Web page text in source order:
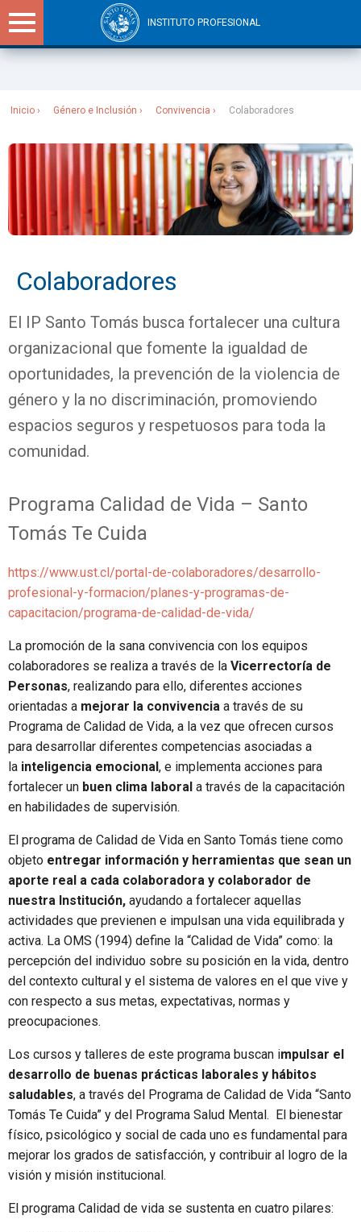
INSTITUTO PROFESIONAL
Inicio Género e Inclusión Convivencia Colaboradores
Colaboradores
El IP Santo Tomás busca fortalecer una cultura
organizacional que fomente la igualdad de
oportunidades, la prevención de la violencia de
género y la no discriminación, promoviendo
espacios seguros y respetuosos para toda la
comunidad.
Programa Calidad de Vida – Santo
Tomás Te Cuida
https://www.ust.cl/portal-de-colaboradores/desarrollo-
profesional-y-formacion/planes-y-programas-de-
capacitacion/programa-de-calidad-de-vida/
La promoción de la sana convivencia con los equipos
colaboradores se realiza a través de la Vicerrectoría de
Personas, realizando para ello, diferentes acciones
orientadas a mejorar la convivencia a través de su
Programa de Calidad de Vida, a la vez que ofrecen cursos
para desarrollar diferentes competencias asociadas a
la inteligencia emocional , e implementa acciones para
fortalecer un buen clima laboral a través de la capacitación
en habilidades de supervisión.
El programa de Calidad de Vida en Santo Tomás tiene como
objeto entregar información y herramientas que sean un
aporte real a cada colaboradora y colaborador de
nuestra Institución, ayudando a fortalecer aquellas
actividades que previenen e impulsan una vida equilibrada y
activa. La OMS (1994) define la “Calidad de Vida” como: la
percepción del individuo sobre su posición en la vida, dentro
del contexto cultural y el sistema de valores en el que vive y
con respecto a sus metas, expectativas, normas y
preocupaciones.
Los cursos y talleres de este programa buscan impulsar el
desarrollo de buenas prácticas laborales y hábitos
saludables, a través del Programa de Calidad de Vida “Santo
Tomás Te Cuida” y del Programa Salud Mental. El bienestar
físico, psicológico y social de cada uno es fundamental para
mejorar los grados de satisfacción, y contribuir al logro de la
visión y misión institucional.
El programa Calidad de vida se sustenta en cuatro pilares: